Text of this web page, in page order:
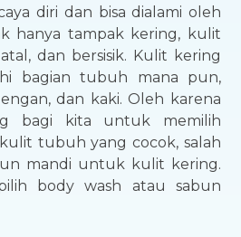
diri dan bisa dialami oleh
hanya tampak kering, kulit
dan bersisik. Kulit kering
bagian tubuh mana pun,
dan kaki. Oleh karena
bagi kita untuk memilih
tubuh yang cocok, salah
mandi untuk kulit kering.
body wash atau sabun